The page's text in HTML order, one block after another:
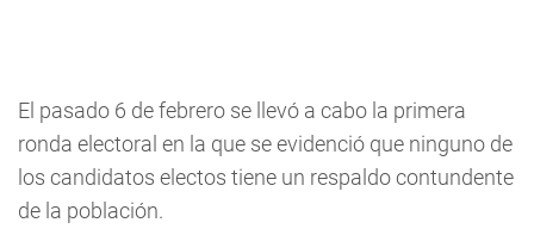
El pasado 6 de febrero se llevó a cabo la primera
ronda electoral en la que se evidenció que ninguno de
los candidatos electos tiene un respaldo contundente
de la población.